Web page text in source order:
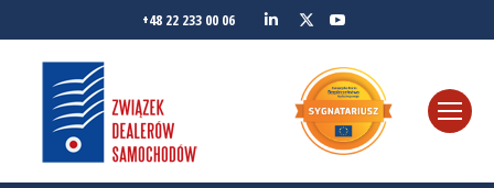
+48 22 233 00 06
Linkedin
Twitter